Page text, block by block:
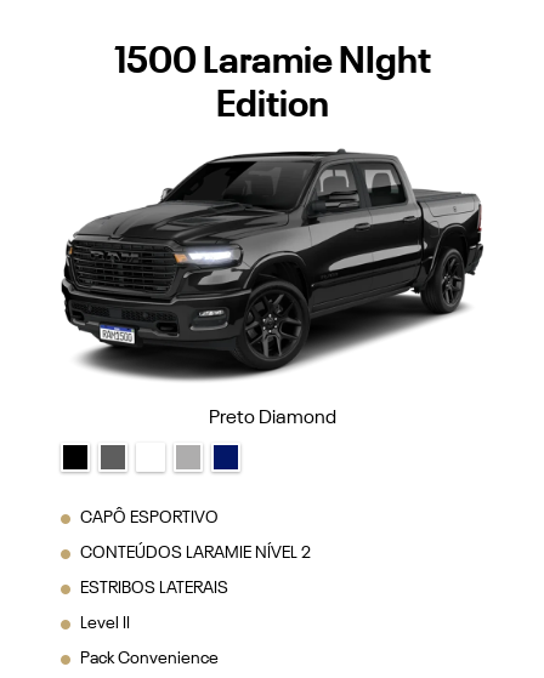
1500 Laramie NIght
Edition
Preto Diamond
CAPÔ ESPORTIVO
CONTEÚDOS LARAMIE NÍVEL 2
ESTRIBOS LATERAIS
Level II
Pack Convenience